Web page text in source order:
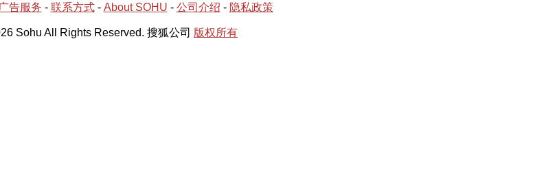
广告服务 - 联系方式- About SOHU - 公司介绍 - 隐私政策
Sohu All Rights Reserved. 搜狐公司 版权所有